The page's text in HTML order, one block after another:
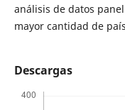
análisis de datos
mayor cantidad de
Descargas